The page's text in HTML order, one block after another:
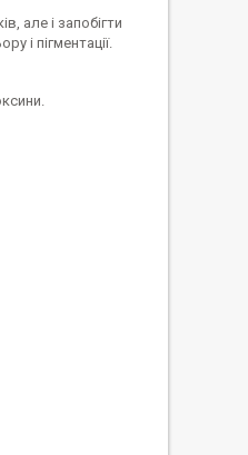
але і запобігти
і пігментації.